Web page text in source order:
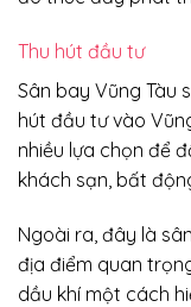
Thu hút đầu tư
Sân bay Vũng Tàu
hút đầu tư vào
nhiều lựa chọn để
khách sạn, bất
Ngoài ra, đây là
địa điểm quan
dầu khí một cách